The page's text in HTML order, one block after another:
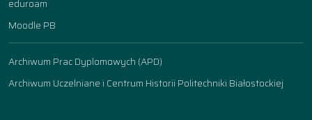
eduroam
Moodle PB
Archiwum Prac Dyplomowych (APD)
Archiwum Uczelniane i Centrum Historii Politechniki Białostockiej